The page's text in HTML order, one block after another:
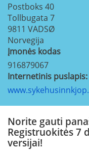
Postboks 40
Tollbugata 7
9811 VADSØ
Norvegija
Įmonės kodas
916879067
Internetinis puslapis:
Norite gauti
Registruokitės 7
versijai!